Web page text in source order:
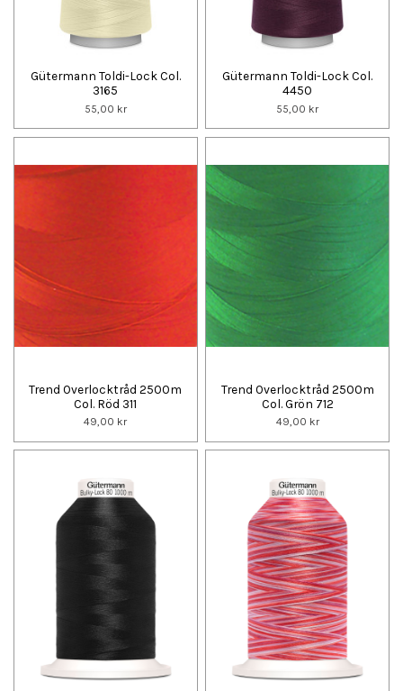
Gütermann Toldi-Lock Col.
3165
55,00 kr
Gütermann Toldi-Lock Col.
4450
55,00 kr
Trend Overlocktråd 2500m
Col. Röd 311
49,00 kr
Trend Overlocktråd 2500m
Col. Grön 712
49,00 kr